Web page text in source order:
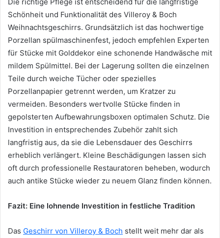
Schönheit und Funktionalität des Villeroy & Boch
Weihnachtsgeschirrs. Grundsätzlich ist das hochwertige
Porzellan spülmaschinenfest, jedoch empfehlen Experten
für Stücke mit Golddekor eine schonende Handwäsche mit
mildem Spülmittel. Bei der Lagerung sollten die einzelnen
Teile durch weiche Tücher oder spezielles
Porzellanpapier getrennt werden, um Kratzer zu
vermeiden. Besonders wertvolle Stücke finden in
gepolsterten Aufbewahrungsboxen optimalen Schutz. Die
Investition in entsprechendes Zubehör zahlt sich
langfristig aus, da sie die Lebensdauer des Geschirrs
erheblich verlängert. Kleine Beschädigungen lassen sich
oft durch professionelle Restauratoren beheben, wodurch
auch antike Stücke wieder zu neuem Glanz finden können.
Fazit: Eine lohnende Investition in festliche Tradition
Das Geschirr von Villeroy & Boch stellt weit mehr dar als